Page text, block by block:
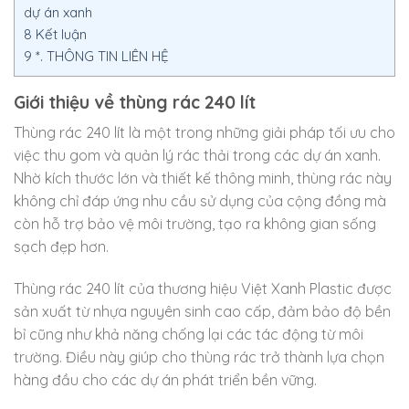
dự án xanh
8 Kết luận
9 *. THÔNG TIN LIÊN HỆ
Giới thiệu về thùng rác 240 lít
Thùng rác 240 lít là một trong những giải pháp tối ưu cho
việc thu gom và quản lý rác thải trong các dự án xanh.
Nhờ kích thước lớn và thiết kế thông minh, thùng rác này
không chỉ đáp ứng nhu cầu sử dụng của cộng đồng mà
còn hỗ trợ bảo vệ môi trường, tạo ra không gian sống
sạch đẹp hơn.
Thùng rác 240 lít của thương hiệu Việt Xanh Plastic được
sản xuất từ nhựa nguyên sinh cao cấp, đảm bảo độ bền
bỉ cũng như khả năng chống lại các tác động từ môi
trường. Điều này giúp cho thùng rác trở thành lựa chọn
hàng đầu cho các dự án phát triển bền vững.